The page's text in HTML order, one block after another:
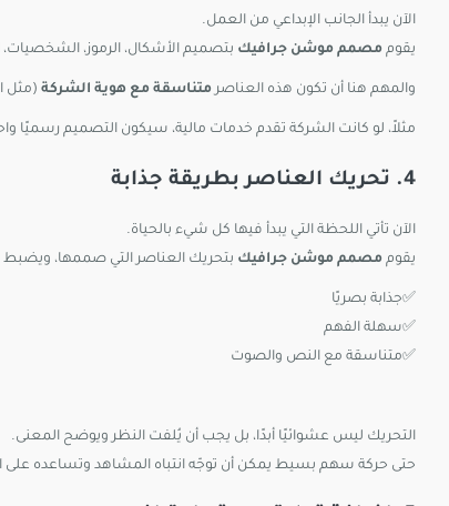
الآن يبدأ الجانب الإبداعي من العمل.
يقوم مصمم موشن جرافيك بتصميم الأشكال، الرموز،
والمهم هنا أن تكون هذه العناصرمتناسقة مع هوية الشركة (مثل
مثلاً، لو كانت الشركة تقدم خدمات مالية، سيكون التصميم رسميًا
4. تحريك العناصر بطريقة جذابة
الآن تأتي اللحظة التي يبدأ فيها كل شيء بالحياة.
يقوم مصمم موشن جرافيك بتحريك العناصر التي صممها،
✅جذابة بصريًا
✅سهلة الفهم
✅متناسقة مع النص والصوت
التحريك ليس عشوائيًا أبدًا، بل يجب أن يُلفت النظر ويوضح المعنى.
حتى حركة سهم بسيط يمكن أن توجّه انتباه المشاهد وتساعده على